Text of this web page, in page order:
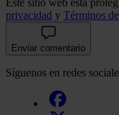
Este sitio web está
privacidad y Términos
Enviar comentario
Síguenos en redes